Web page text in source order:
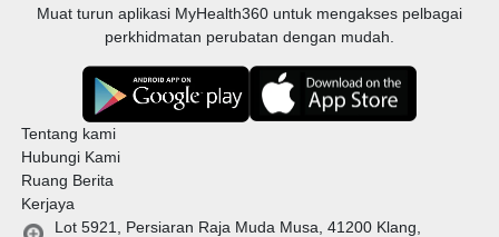
Muat turun aplikasi MyHealth360 untuk mengakses pelbagai
perkhidmatan perubatan dengan mudah.
Tentang kami
Hubungi Kami
Ruang Berita
Kerjaya
Lot 5921, Persiaran Raja Muda Musa, 41200 Klang,